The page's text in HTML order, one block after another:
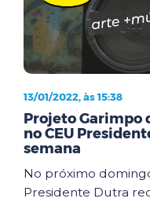
13/01/2022, às 15:38
Projeto Garimpo
no CEU
semana
No próximo domingo
Presidente Dutra